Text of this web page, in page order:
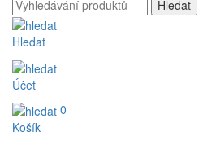
Hledat
Účet
0
Košík